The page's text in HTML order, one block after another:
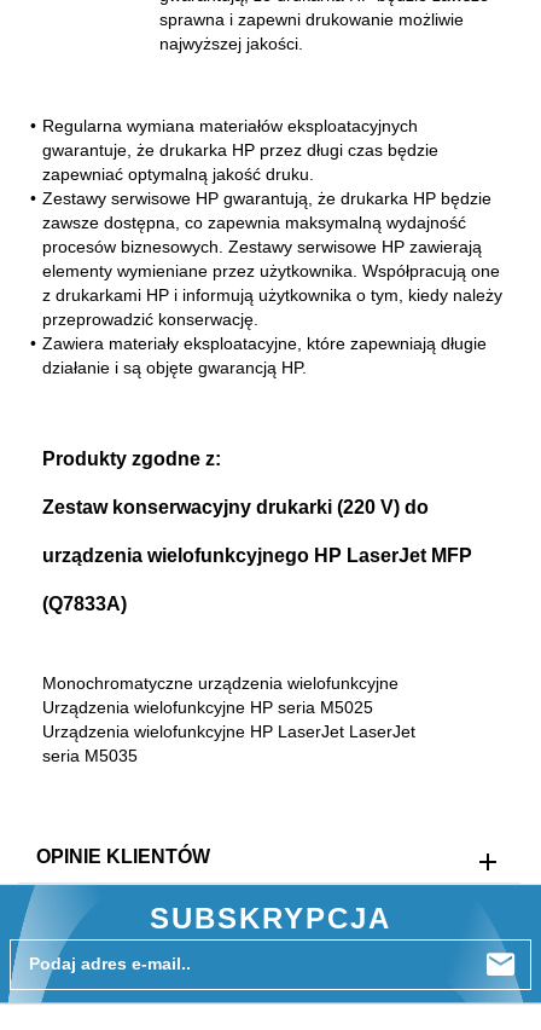
sprawna i zapewni drukowanie możliwie
najwyższej jakości.
• Regularna wymiana materiałów eksploatacyjnych
gwarantuje, że drukarka HP przez długi czas będzie
zapewniać optymalną jakość druku.
• Zestawy serwisowe HP gwarantują, że drukarka HP będzie
zawsze dostępna, co zapewnia maksymalną wydajność
procesów biznesowych. Zestawy serwisowe HP zawierają
elementy wymieniane przez użytkownika. Współpracują one
z drukarkami HP i informują użytkownika o tym, kiedy należy
przeprowadzić konserwację.
• Zawiera materiały eksploatacyjne, które zapewniają długie
działanie i są objęte gwarancją HP.
Produkty zgodne z:
Zestaw konserwacyjny drukarki (220 V) do
urządzenia wielofunkcyjnego HP LaserJet MFP
(Q7833A)
Monochromatyczne urządzenia wielofunkcyjne
Urządzenia wielofunkcyjne HP seria M5025
Urządzenia wielofunkcyjne HP LaserJet LaserJet
seria M5035
OPINIE KLIENTÓW
SUBSKRYPCJA
Podaj adres e-mail..